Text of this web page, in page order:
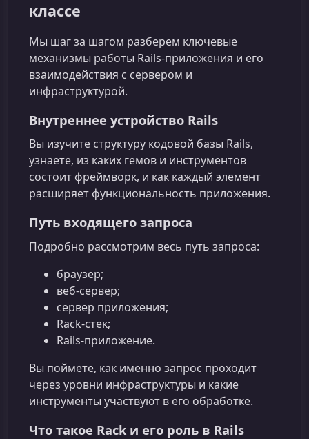
классе
Мы шаг за шагом разберем ключевые
механизмы работы Rails-приложения и его
взаимодействия с сервером и
инфраструктурой.
Внутреннее устройство Rails
Вы изучите структуру кодовой базы Rails,
узнаете, из каких гемов и инструментов
состоит фреймворк, и как каждый элемент
расширяет функциональность приложения.
Путь входящего запроса
Подробно рассмотрим весь путь запроса:
браузер;
веб-сервер;
сервер приложения;
Rack-стек;
Rails-приложение.
Вы поймете, как именно запрос проходит
через уровни инфраструктуры и какие
инструменты участвуют в его обработке.
Что такое Rack и его роль в Rails